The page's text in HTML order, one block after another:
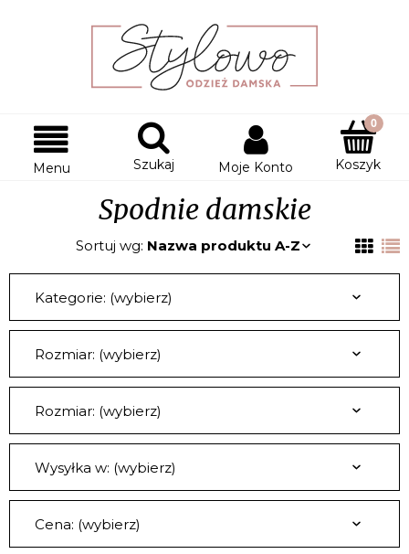
Menu Szukaj Moje Konto Koszyk
Spodnie damskie
Sortuj wg: Nazwa produktu A-Z
Kategorie: (wybierz)
Rozmiar: (wybierz)
Rozmiar: (wybierz)
Wysyłka w: (wybierz)
Cena: (wybierz)